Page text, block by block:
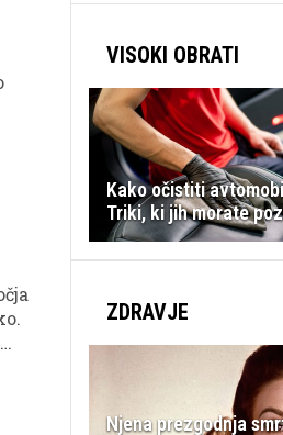
VISOKI OBRATI
Kako očistiti
Triki, ki jih morate
ZDRAVJE
Njena prezgodnja